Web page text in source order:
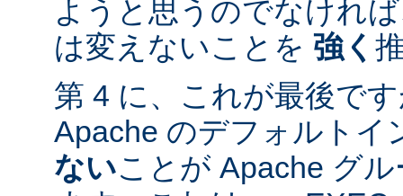
ようと思うのでなけれ
は変えないことを 強く
第 4 に、これが最後で
Apache のデフォルトイ
ないことが Apache グ